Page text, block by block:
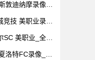
敦迪纳摩录像_
技 美职业录像
美职业_全场
洛特FC录像_全